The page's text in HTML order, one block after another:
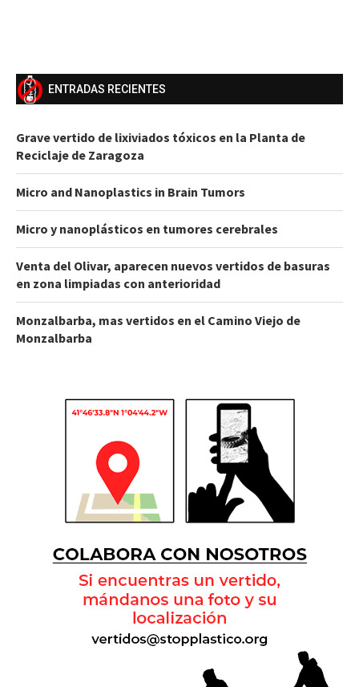
ENTRADAS RECIENTES
Grave vertido de lixiviados tóxicos en la Planta de
Reciclaje de Zaragoza
Micro and Nanoplastics in Brain Tumors
Micro y nanoplásticos en tumores cerebrales
Venta del Olivar, aparecen nuevos vertidos de basuras
en zona limpiadas con anterioridad
Monzalbarba, mas vertidos en el Camino Viejo de
Monzalbarba